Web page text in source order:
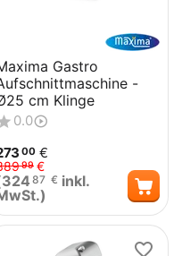
Gastro
-
cm Klinge
0.0
00 €
99 €
324 87 € inkl.